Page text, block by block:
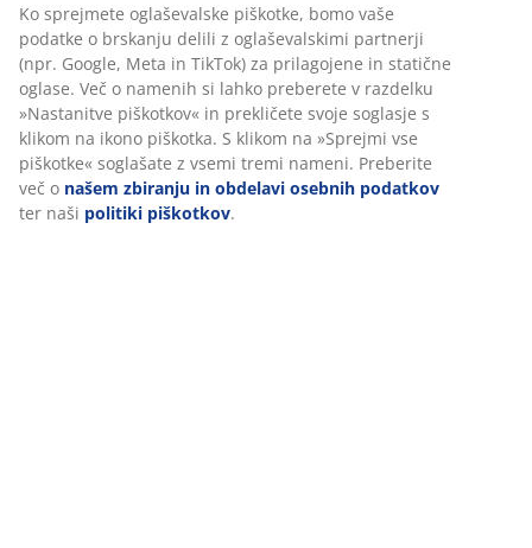
Ko sprejmete oglaševalske piškotke, bomo vaše
podatke o brskanju delili z oglaševalskimi partnerji
(npr. Google, Meta in TikTok) za prilagojene in statične
oglase. Več o namenih si lahko preberete v razdelku
»Nastanitve piškotkov« in prekličete svoje soglasje s
klikom na ikono piškotka. S klikom na »Sprejmi vse
piškotke« soglašate z vsemi tremi nameni. Preberite
več o našem zbiranju in obdelavi osebnih podatkov
ter naši politiki piškotkov.